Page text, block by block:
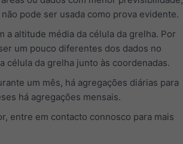
pode ser usada como prova evidente.
a altitude média da célula da grelha. Por
um pouco diferentes dos dados no
célula da grelha junto às coordenadas.
um mês, há agregações diárias para
há agregações mensais.
entre em contacto connosco para mais